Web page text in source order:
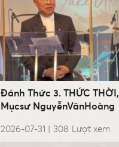
Đánh Thức 3. THỨC THỜI,
Mụcsư NguyễnVănHoàng
2026-07-31 | Lượt xem
308